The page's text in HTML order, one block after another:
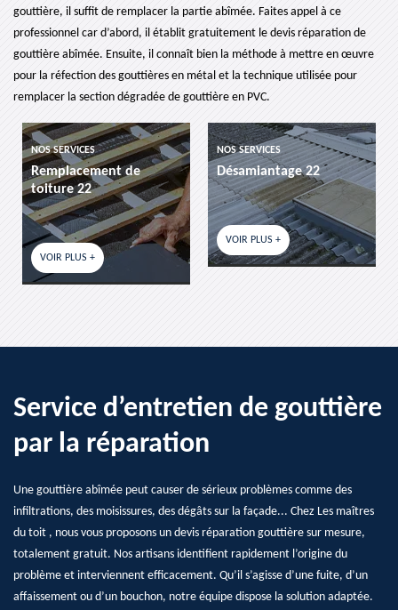
gouttière, il suffit de remplacer la partie abîmée. Faites appel à ce
professionnel car d’abord, il établit gratuitement le devis réparation de
gouttière abîmée. Ensuite, il connaît bien la méthode à mettre en œuvre
pour la réfection des gouttières en métal et la technique utilisée pour
remplacer la section dégradée de gouttière en PVC.
NOS SERVICES
Remplacement de
toiture 22
VOIR PLUS +
NOS SERVICES
Désamiantage 22
VOIR PLUS +
Service d’entretien de gouttière
par la réparation
Une gouttière abîmée peut causer de sérieux problèmes comme des
infiltrations, des moisissures, des dégâts sur la façade... Chez Les maîtres
du toit , nous vous proposons un devis réparation gouttière sur mesure,
totalement gratuit. Nos artisans identifient rapidement l’origine du
problème et interviennent efficacement. Qu’il s’agisse d’une fuite, d’un
affaissement ou d’un bouchon, notre équipe dispose la solution adaptée.